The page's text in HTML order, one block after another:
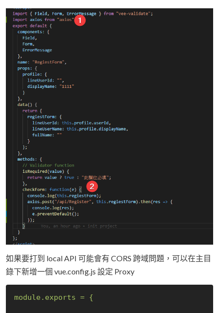
如果要打到 local API 可能會有 CORS 跨域問題，可以在主目
錄下新增一個 vue.config.js 設定 Proxy
module.exports = {